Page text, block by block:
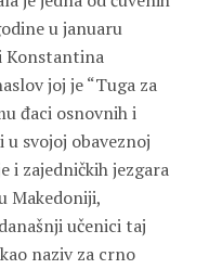
u januaru
Konstantina
joj je “Tuga za
đaci osnovnih i
u svojoj obaveznoj
i zajedničkih jezgara
Makedoniji,
učenici taj
naziv za crno